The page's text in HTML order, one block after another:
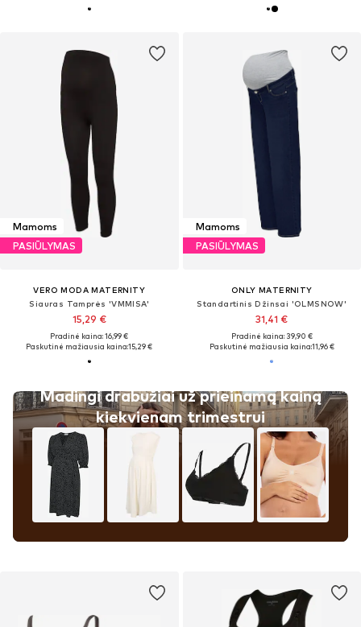
Mamoms
PASIŪLYMAS
VERO MODA MATERNITY
Siauras Tamprės 'VMMISA'
15,29 €
Pradinė kaina: 16,99 €
Paskutinė mažiausia kaina:15,29 €
Mamoms
PASIŪLYMAS
ONLY MATERNITY
Standartinis Džinsai 'OLMSNOW'
31,41 €
Pradinė kaina: 39,90 €
Paskutinė mažiausia kaina:11,96 €
Madingi drabužiai už prieinamą kainą
kiekvienam trimestrui